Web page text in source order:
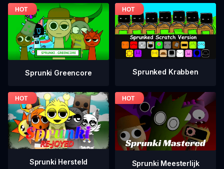
Sprunki Greencore Sprunked Krabben
Sprunki Hersteld Sprunki Meesterlijk